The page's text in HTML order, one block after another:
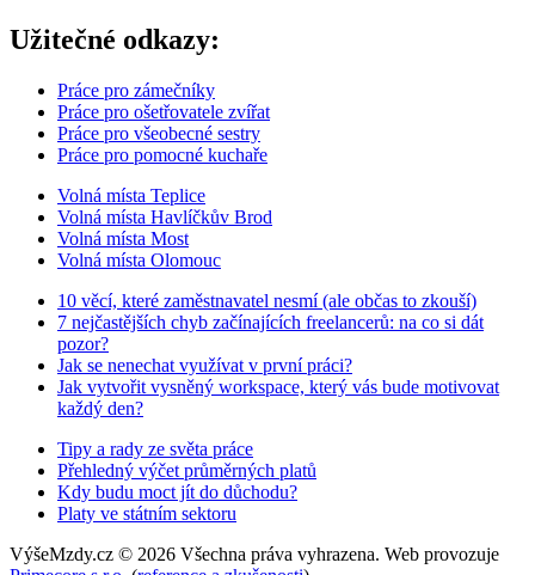
Užitečné odkazy:
Práce pro zámečníky
Práce pro ošetřovatele zvířat
Práce pro všeobecné sestry
Práce pro pomocné kuchaře
Volná místa Teplice
Volná místa Havlíčkův Brod
Volná místa Most
Volná místa Olomouc
10 věcí, které zaměstnavatel nesmí (ale občas to zkouší)
7 nejčastějších chyb začínajících freelancerů: na co si dát
pozor?
Jak se nenechat využívat v první práci?
Jak vytvořit vysněný workspace, který vás bude motivovat
každý den?
Tipy a rady ze světa práce
Přehledný výčet průměrných platů
Kdy budu moct jít do důchodu?
Platy ve státním sektoru
VýšeMzdy.cz © 2026 Všechna práva vyhrazena. Web provozuje